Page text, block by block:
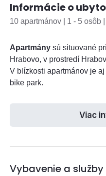
Informácie o
10 apartmánov | 1 - 5 osôb
Apartmány sú situované
Hrabovo, v prostredí
V blízkosti apartmánov je
bike park.
Viac
Vybavenie a služby